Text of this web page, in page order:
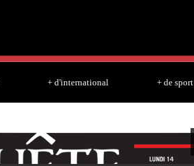
+ d'international + de sport